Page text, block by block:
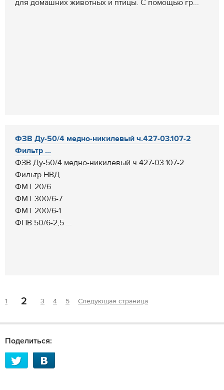
для домашних животных и птицы. С помощью гр...
ФЗВ Ду-50/4 медно-никилевый ч.427-03.107-2
Фильтр ...
ФЗВ Ду-50/4 медно-никилевый ч.427-03.107-2
Фильтр НВД
ФМТ 20/6
ФМТ 300/6-7
ФМТ 200/6-1
ФПВ 50/6-2,5 ...
1 2 3 4 5 Следующая страница
Поделиться: